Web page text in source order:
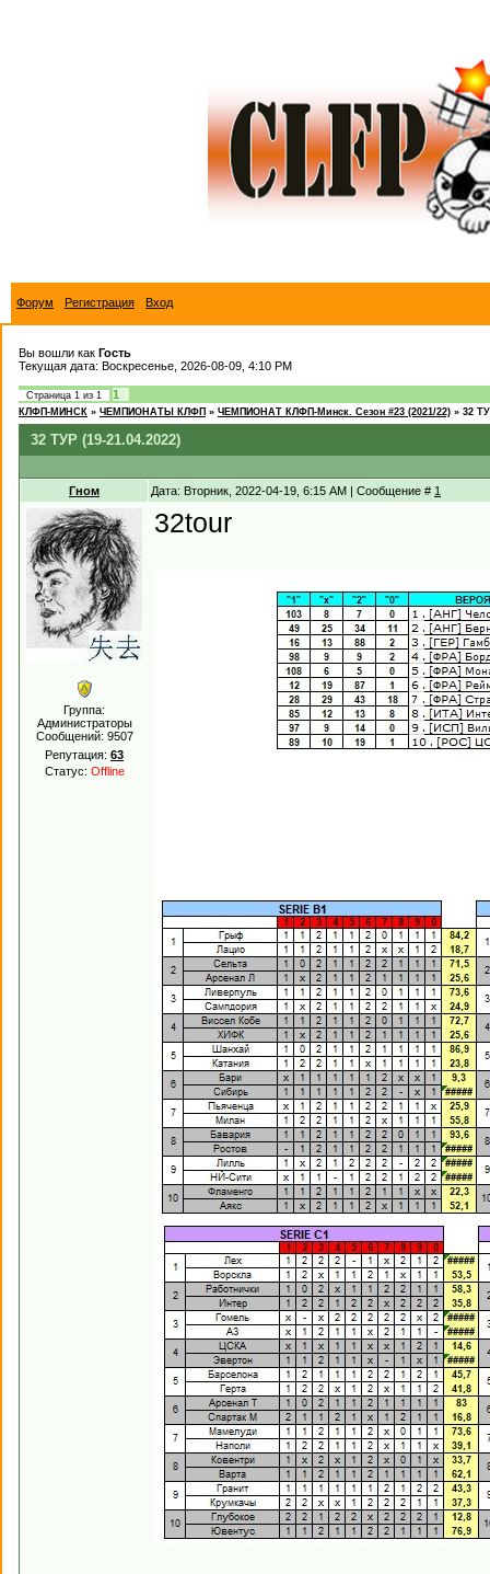
Форум Регистрация Вход
Вы вошли как Гость
Текущая дата: Воскресенье, 2026-08-09, 4:10 PM
Страница 1 из 1 1
КЛФП-МИНСК » ЧЕМПИОНАТЫ КЛФП » ЧЕМПИОНАТ КЛФП-Минск. Сезон #23 (2021/22) » 32
32 ТУР (19-21.04.2022)
Гном Дата: Вторник, 2022-04-19, 6:15 AM | Сообщение # 1
Группа:
Администраторы
Сообщений: 9507
Репутация: 63
Статус: Offline
32tour